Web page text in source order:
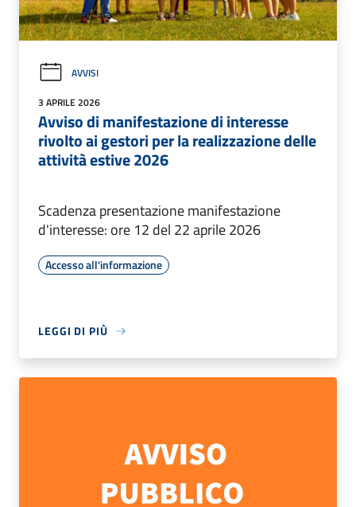
AVVISI
3 APRILE 2026
Avviso di manifestazione di interesse
rivolto ai gestori per la realizzazione delle
attività estive 2026
Scadenza presentazione manifestazione
d'interesse: ore 12 del 22 aprile 2026
Accesso all'informazione
LEGGI DI PIÙ